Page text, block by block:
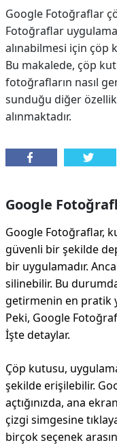
Google Fotoğraflar
Fotoğraflar
alınabilmesi için çöp
Bu makalede, çöp
fotoğrafların nasıl
sunduğu diğer
alınmaktadır.
Google
Google Fotoğraflar,
güvenli bir şekilde
bir uygulamadır.
silinebilir. Bu
getirmenin en pratik
Peki, Google
İşte detaylar.
Çöp kutusu,
şekilde erişilebilir.
açtığınızda, ana
çizgi simgesine
birçok seçenek